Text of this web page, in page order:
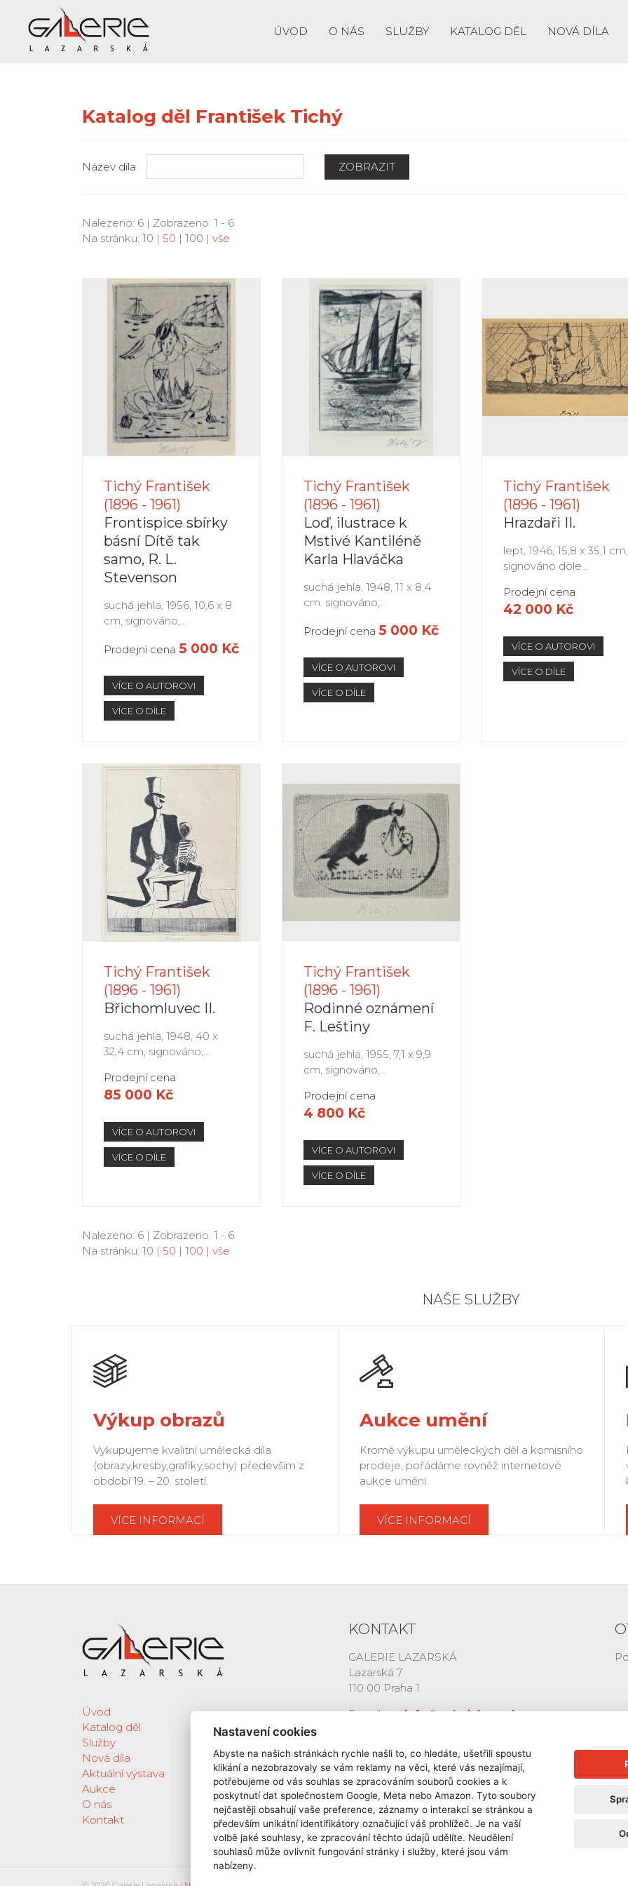
ÚVOD O NÁS SLUŽBY KATALOG DĚL NOVÁ DÍLA
Katalog děl František Tichý
Název díla ZOBRAZIT
Nalezeno: 6 | Zobrazeno: 1 - 6
Na stránku: 10 | 50 | 100 | vše
Tichý František
(1896 - 1961)
Frontispice sbírky
básní Dítě tak
samo, R. L.
Stevenson
suchá jehla, 1956, 10,6 x 8
cm, signováno,...
Prodejní cena 5 000 Kč
VÍCE O AUTOROVI
VÍCE O DÍLE
Tichý František
(1896 - 1961)
Loď, ilustrace k
Mstivé Kantiléně
Karla Hlaváčka
suchá jehla, 1948, 11 x 8,4
cm. signováno,...
Prodejní cena 5 000 Kč
VÍCE O AUTOROVI
VÍCE O DÍLE
Tichý František
(1896 - 1961)
Hrazdaři II.
lept, 1946, 15,8 x 35,1 cm,
signováno dole...
Prodejní cena
42 000 Kč
VÍCE O AUTOROVI
VÍCE O DÍLE
Tichý František
(1896 - 1961)
Břichomluvec II.
suchá jehla, 1948, 40 x
32,4 cm, signováno,...
Prodejní cena
85 000 Kč
VÍCE O AUTOROVI
VÍCE O DÍLE
Tichý František
(1896 - 1961)
Rodinné oznámení
F. Leštiny
suchá jehla, 1955, 7,1 x 9,9
cm, signováno,...
Prodejní cena
4 800 Kč
VÍCE O AUTOROVI
VÍCE O DÍLE
Nalezeno: 6 | Zobrazeno: 1 - 6
Na stránku: 10 | 50 | 100 | vše
NAŠE SLUŽBY
Výkup obrazů
Vykupujeme kvalitní umělecká díla
(obrazy,kresby,grafiky,sochy) především z
období 19. – 20. století.
VÍCE INFORMACÍ
Aukce umění
Kromě výkupu uměleckých děl a komisního
prodeje, pořádáme rovněž internetové
aukce umění.
VÍCE INFORMACÍ
Úvod
Katalog děl
Služby
Nová díla
Aktuální výstava
Aukce
O nás
Kontakt
KONTAKT
GALERIE LAZARSKÁ
Lazarská 7
110 00 Praha 1
E-mail:
info@galerielazarska.cz
Nastavení cookies
Abyste na našich stránkách rychle našli to, co hledáte, ušetřili spoustu
klikání a nezobrazovaly se vám reklamy na věci, které vás nezajímají,
potřebujeme od vás souhlas se zpracováním souborů cookies a k
poskytnutí dat společnostem Google, Meta nebo Amazon. Tyto soubory
nejčastěji obsahují vaše preference, záznamy o interakci se stránkou a
především unikátní identifikátory označující váš prohlížeč. Je na vaší
volbě jaké souhlasy, ke zpracování těchto údajů udělíte. Neudělení
souhlasů může ovlivnit fungování stránky i služby, které jsou vám
nabízeny.